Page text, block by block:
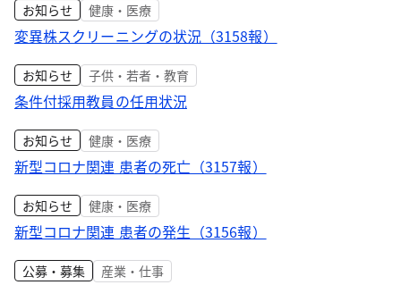
お知らせ 健康・医療
変異株スクリーニングの状況（3158報）
お知らせ 子供・若者・教育
条件付採用教員の任用状況
お知らせ 健康・医療
新型コロナ関連 患者の死亡（3157報）
お知らせ 健康・医療
新型コロナ関連 患者の発生（3156報）
公募・募集 産業・仕事